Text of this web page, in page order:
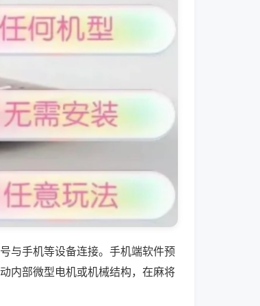
与手机等设备连接。手机端软件预
内部微型电机或机械结构，在麻将